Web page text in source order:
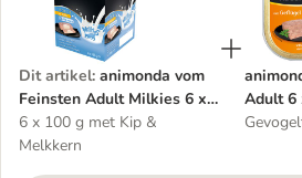
Dit artikel: animonda vom
Feinsten Adult Milkies 6 x
100 g Kattenvoer
6 x 100 g met Kip &
Melkkern
Adult 6